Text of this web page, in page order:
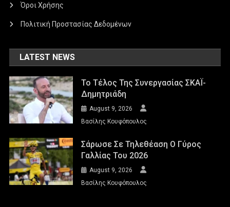
Όροι Χρήσης
Πολιτική Προστασίας Δεδομένων
LATEST NEWS
Το Τέλος Της Συνεργασίας ΣΚΑΪ-
Δημητριάδη
August 9, 2026
Βασίλης Κουφόπουλος
Σάρωσε Σε Τηλεθέαση Ο Γύρος
Γαλλίας Του 2026
August 9, 2026
Βασίλης Κουφόπουλος